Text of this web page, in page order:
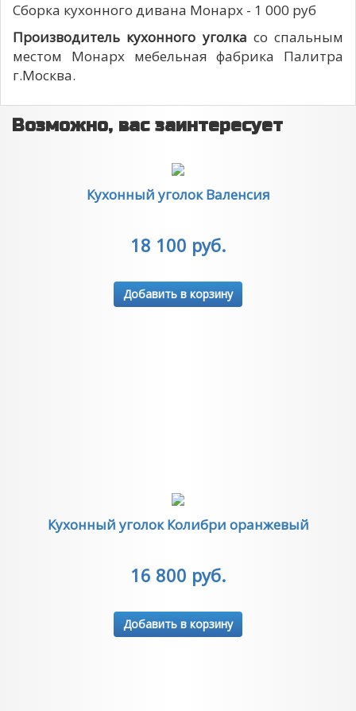
Сборка кухонного дивана Монарх - 1 000 руб
Производитель кухонного уголка со спальным
местом Монарх мебельная фабрика Палитра
г.Москва.
Возможно, вас заинтересует
Кухонный уголок Валенсия
18 100 руб.
Добавить в корзину
Кухонный уголок Колибри оранжевый
16 800 руб.
Добавить в корзину